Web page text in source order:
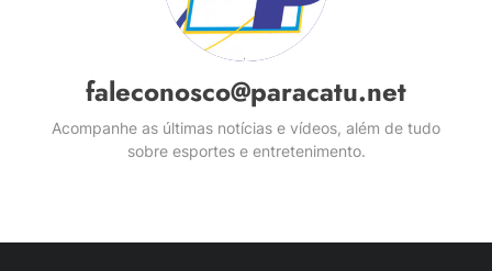
faleconosco@paracatu.net
Acompanhe as últimas notícias e vídeos, além de tudo
sobre esportes e entretenimento.